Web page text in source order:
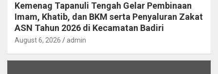
Kemenag Tapanuli Tengah Gelar Pembinaan
Imam, Khatib, dan BKM serta Penyaluran Zakat
ASN Tahun 2026 di Kecamatan Badiri
August 6, 2026 admin